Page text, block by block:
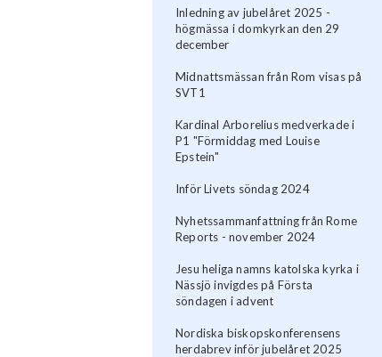
Inledning av jubelåret 2025 -
högmässa i domkyrkan den 29
december
Midnattsmässan från Rom visas på
SVT1
Kardinal Arborelius medverkade i
P1 "Förmiddag med Louise
Epstein"
Inför Livets söndag 2024
Nyhetssammanfattning från Rome
Reports - november 2024
Jesu heliga namns katolska kyrka i
Nässjö invigdes på Första
söndagen i advent
Nordiska biskopskonferensens
herdabrev inför jubelåret 2025